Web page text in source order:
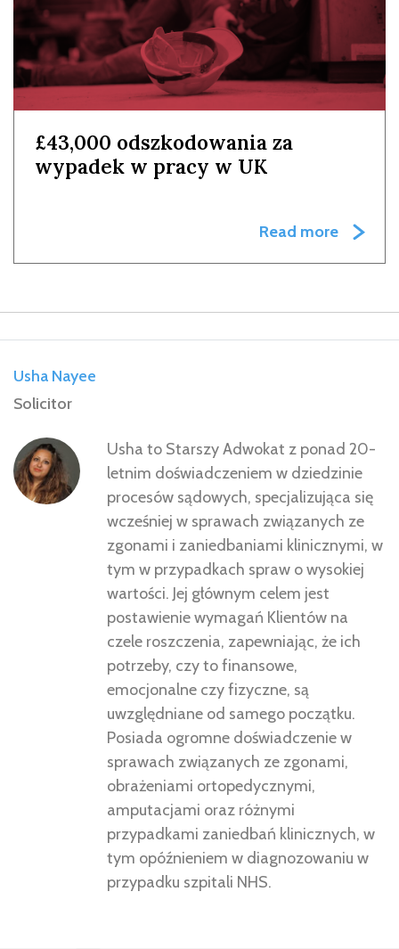
£43,000 odszkodowania za
wypadek w pracy w UK
Read more
Usha Nayee
Solicitor
Usha to Starszy Adwokat z ponad 20-
letnim doświadczeniem w dziedzinie
procesów sądowych, specjalizująca się
wcześniej w sprawach związanych ze
zgonami i zaniedbaniami klinicznymi, w
tym w przypadkach spraw o wysokiej
wartości. Jej głównym celem jest
postawienie wymagań Klientów na
czele roszczenia, zapewniając, że ich
potrzeby, czy to finansowe,
emocjonalne czy fizyczne, są
uwzględniane od samego początku.
Posiada ogromne doświadczenie w
sprawach związanych ze zgonami,
obrażeniami ortopedycznymi,
amputacjami oraz różnymi
przypadkami zaniedbań klinicznych, w
tym opóźnieniem w diagnozowaniu w
przypadku szpitali NHS.